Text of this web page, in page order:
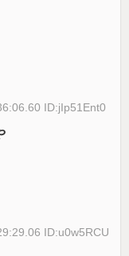
ID:jIp51Ent0
ID:u0w5RCU